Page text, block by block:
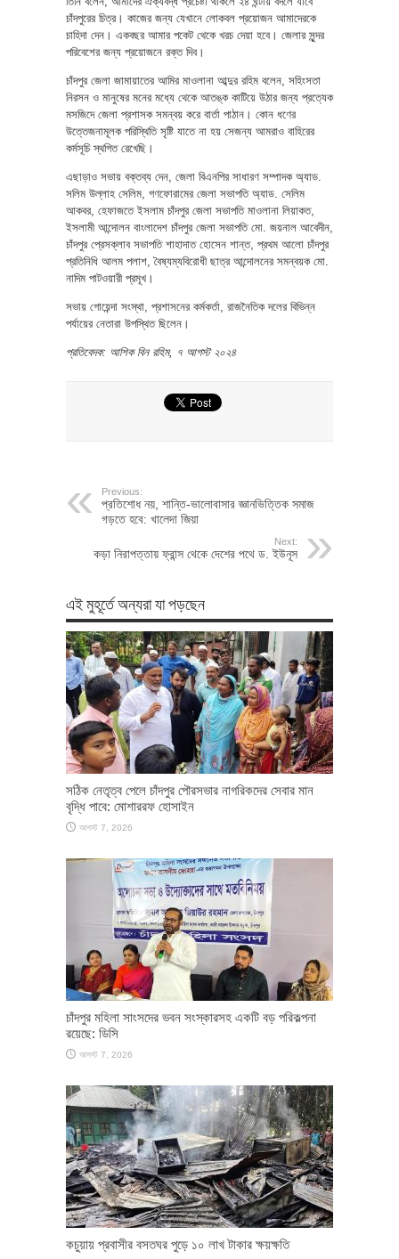
চাঁদপুরের চিত্র। কাজের জন্য যেখানে লোকবল প্রয়োজন আমাদেরকে
চাহিদা দেন। একবছর আমার পকেট থেকে খরচ দেয়া হবে। জেলার সুন্দর
পরিবেশের জন্য প্রয়োজনে রক্ত দিব।
চাঁদপুর জেলা জামায়াতের আমির মাওলানা আব্দুর রহিম বলেন, সহিংসতা
নিরসন ও মানুষের মনের মধ্যে থেকে আতঙ্ক কাটিয়ে উঠার জন্য প্রত্যেক
মসজিদে জেলা প্রশাসক সমন্বয় করে বার্তা পাঠান। কোন ধণের
উত্তেজনামূলক পরিস্থিতি সৃষ্টি যাতে না হয় সেজন্য আমরাও বাহিরের
কর্মসূচি স্থগিত রেখেছি।
এছাড়াও সভায় বক্তব্য দেন, জেলা বিএনপির সাধারণ সম্পাদক অ্যাড.
সলিম উল্লাহ সেলিম, গণফোরামের জেলা সভাপতি অ্যাড. সেলিম
আকবর, হেফাজতে ইসলাম চাঁদপুর জেলা সভাপতি মাওলানা লিয়াকত,
ইসলামী আন্দোলন বাংলাদেশ চাঁদপুর জেলা সভাপতি মো. জয়নাল আবেদীন,
চাঁদপুর প্রেসক্লাব সভাপতি শাহাদাত হোসেন শান্ত, প্রথম আলো চাঁদপুর
প্রতিনিধি আলম পলাশ, বৈষ্যম্যবিরোধী ছাত্র আন্দোলনের সমন্বয়ক মো.
নাদিম পাটওয়ারী প্রমূখ।
সভায় গোয়েন্দা সংস্থা, প্রশাসনের কর্মকর্তা, রাজনৈতিক দলের বিভিন্ন
পর্যায়ের নেতারা উপস্থিত ছিলেন।
প্রতিবেদক: আশিক বিন রহিম, ৭ আগস্ট ২০২৪
Previous:
প্রতিশোধ নয়, শান্তি-ভালোবাসার জ্ঞানভিত্তিক সমাজ
গড়তে হবে: খালেদা জিয়া
Next:
কড়া নিরাপত্তায় ফ্রান্স থেকে দেশের পথে ড. ইউনূস
এই মুহূর্তে অন্যরা যা পড়ছেন
সঠিক নেতৃত্ব পেলে চাঁদপুর পৌরসভার নাগরিকদের সেবার মান
বৃদ্ধি পাবে: মোশাররফ হোসাইন
আগস্ট 7, 2026
চাঁদপুর মহিলা সাংসদের ভবন সংস্কারসহ একটি বড় পরিকল্পনা
রয়েছে: ডিসি
আগস্ট 7, 2026
কচুয়ায় প্রবাসীর বসতঘর পুড়ে ১০ লাখ টাকার ক্ষয়ক্ষতি